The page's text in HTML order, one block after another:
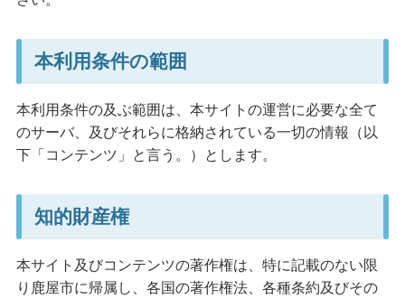
本利用条件の範囲
本利用条件の及ぶ範囲は、本サイトの運営に必要な全て
のサーバ、及びそれらに格納されている一切の情報（以
下「コンテンツ」と言う。）とします。
知的財産権
本サイト及びコンテンツの著作権は、特に記載のない限
り鹿屋市に帰属し、各国の著作権法、各種条約及びその